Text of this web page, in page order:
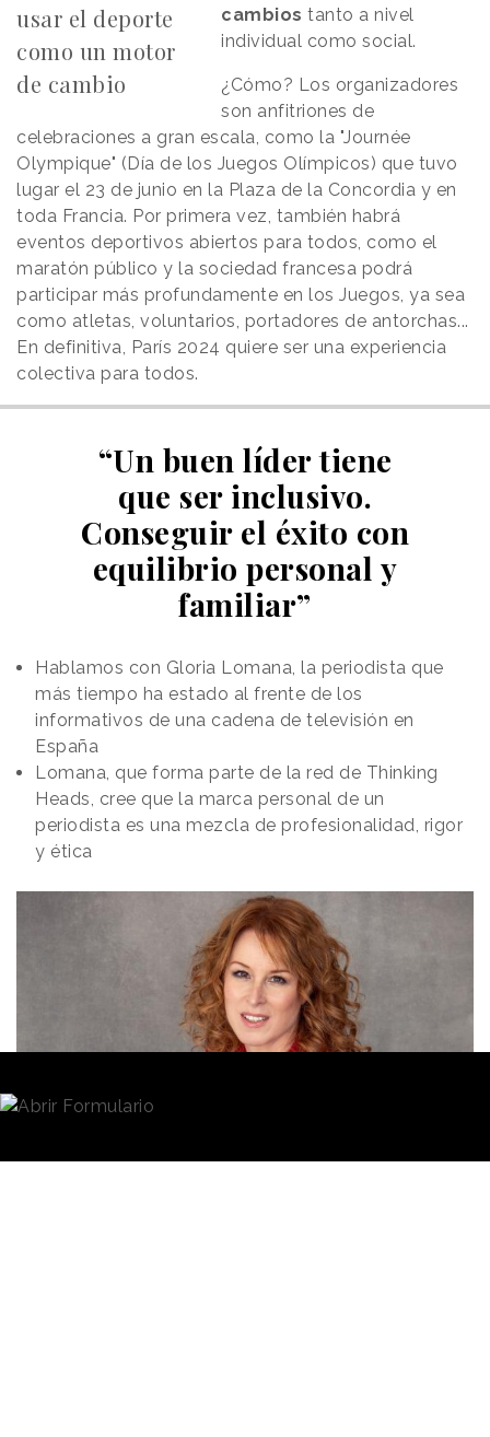
usar el deporte
como un motor
de cambio
cambiostanto a nivel
individual como social.
¿Cómo? Los organizadores
son anfitriones de
celebraciones a gran escala, como la "Journée
Olympique" (Día de los Juegos Olímpicos) que tuvo
lugar el 23 de junio en la Plaza de la Concordia y en
toda Francia. Por primera vez, también habrá
eventos deportivos abiertos para todos, como el
maratón público y la sociedad francesa podrá
participar más profundamente en los Juegos, ya sea
como atletas, voluntarios, portadores de antorchas...
En definitiva, París 2024 quiere ser una experiencia
colectiva para todos.
“Un buen líder tiene
que ser inclusivo.
Conseguir el éxito con
equilibrio personal y
familiar”
Hablamos con Gloria Lomana, la periodista que
más tiempo ha estado al frente de los
informativos de una cadena de televisión en
España
Lomana, que forma parte de la red de Thinking
Heads, cree que la marca personal de un
periodista es una mezcla de profesionalidad, rigor
y ética